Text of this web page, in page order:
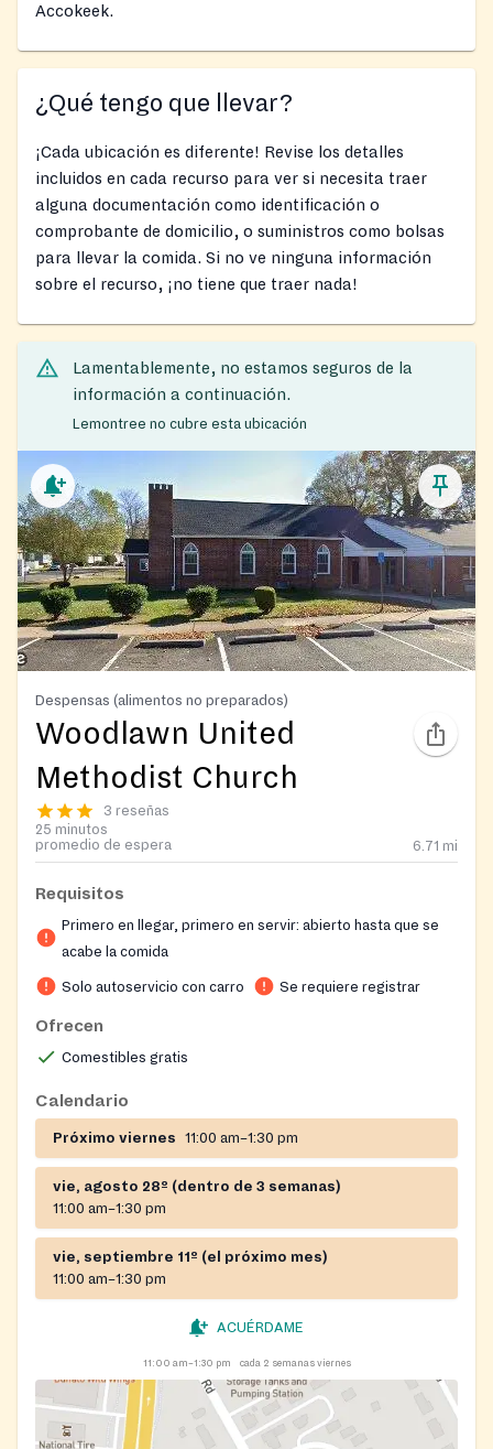
Accokeek.
¿Qué tengo que llevar?
¡Cada ubicación es diferente! Revise los detalles
incluidos en cada recurso para ver si necesita traer
alguna documentación como identificación o
comprobante de domicilio, o suministros como bolsas
para llevar la comida. Si no ve ninguna información
sobre el recurso, ¡no tiene que traer nada!
Lamentablemente, no estamos seguros de la
información a continuación.
Lemontree no cubre esta ubicación
Despensas (alimentos no preparados)
Woodlawn United
Methodist Church
3 reseñas
25 minutos
promedio de espera
6.71 mi
Requisitos
Primero en llegar, primero en servir: abierto hasta que se
acabe la comida
Solo autoservicio con carro Se requiere registrar
Ofrecen
Comestibles gratis
Calendario
Próximo viernes 11:00 am–1:30 pm
vie, agosto 28º (dentro de 3 semanas)
11:00 am–1:30 pm
vie, septiembre 11º (el próximo mes)
11:00 am–1:30 pm
ACUÉRDAME
11:00 am–1:30 pm cada 2 semanas viernes